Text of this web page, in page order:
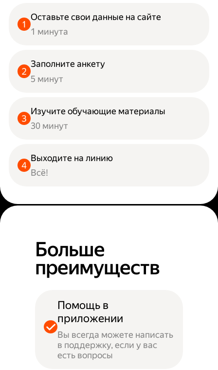
Оставьте свои данные на сайте
1 минута
Заполните анкету
5 минут
Изучите обучающие материалы
30 минут
Выходите на линию
Всё!
Больше
преимуществ
Помощь в
приложении
Вы всегда можете написать
в поддержку, если у вас
есть вопросы